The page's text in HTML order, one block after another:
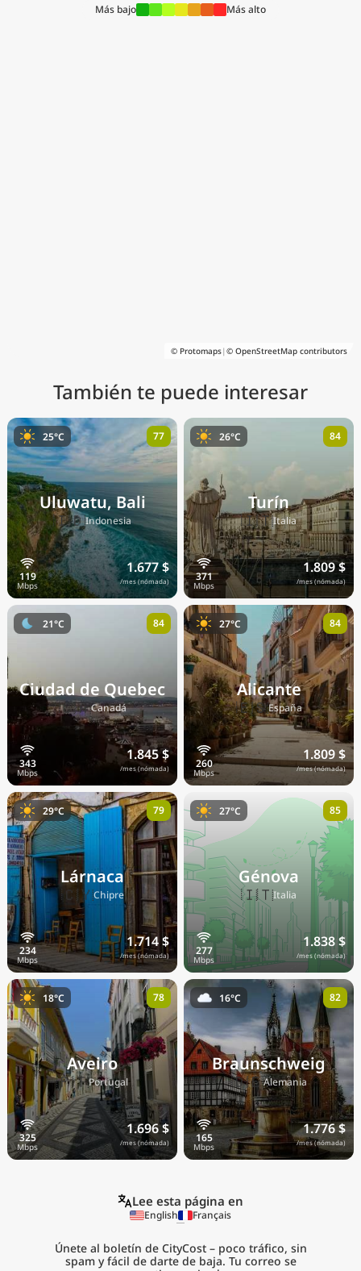
Más bajo Más alto
© Protomaps| © OpenStreetMap contributors
También te puede interesar
Uluwatu, Bali
🇮🇩Indonesia
1.677 $
/mes (nómada)
25°C 77
Turín
🇮🇹Italia
1.809 $
/mes (nómada)
26°C 84
Ciudad de Quebec
🇨🇦Canadá
1.845 $
/mes (nómada)
21°C 84
Alicante
🇪🇸España
1.809 $
/mes (nómada)
27°C 84
Lárnaca
🇨🇾Chipre
1.714 $
/mes (nómada)
29°C 79
Génova
🇮🇹Italia
1.838 $
/mes (nómada)
27°C 85
Aveiro
🇵🇹Portugal
1.696 $
/mes (nómada)
18°C 78
Braunschweig
🇩🇪Alemania
1.776 $
/mes (nómada)
16°C 82
Lee esta página en
English Français
Únete al boletín de CityCost – poco tráfico, sin
spam y fácil de darte de baja. Tu correo se